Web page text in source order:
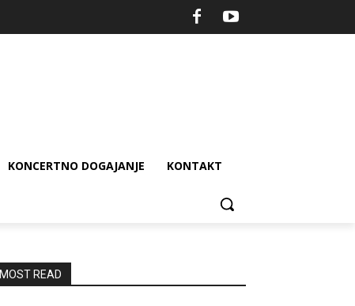
KONCERTNO DOGAJANJE KONTAKT
MOST READ